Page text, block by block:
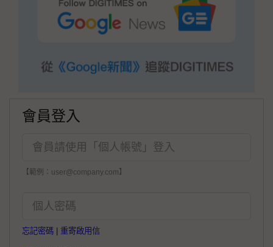
會員登入
【範例：user@company.com】
忘記密碼 重寄啟用信